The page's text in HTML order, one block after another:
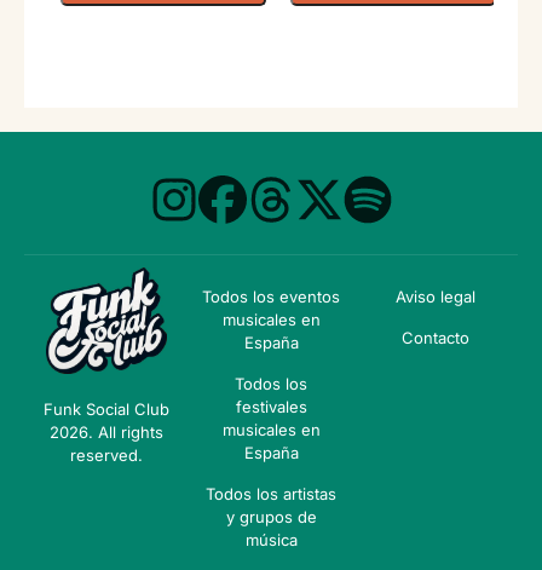
Funk Social Club
2026. All rights
reserved.
Todos los eventos
musicales en
España
Todos los
festivales
musicales en
España
Todos los artistas
y grupos de
música
Aviso legal
Contacto